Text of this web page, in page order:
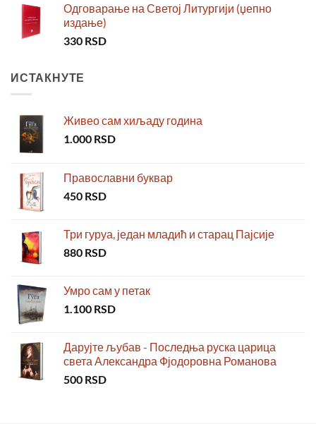
Одговарање на Светој Литургији (џепно
издање)
330 RSD
ИСТАКНУТЕ
Живео сам хиљаду година
1.000 RSD
Православни буквар
450 RSD
Три гуруа, један младић и старац Пајсије
880 RSD
Умро сам у петак
1.100 RSD
Дарујте љубав - Последња руска царица
света Александра Фјодоровна Романова
500 RSD